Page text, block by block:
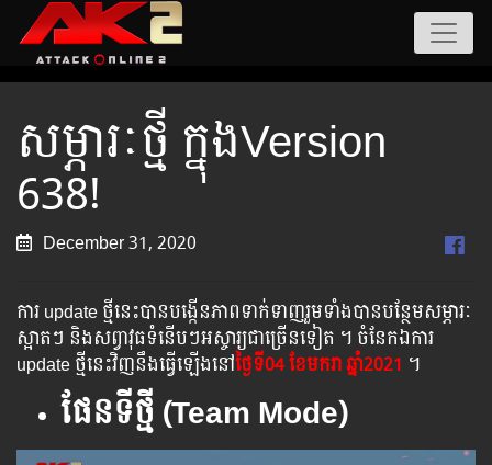
សម្ភារៈថ្មី ក្នុងVersion
638!
December 31, 2020
ការ update ថ្មីនេះបានបង្កើនភាពទាក់ទាញរួមទាំងបានបន្ថែមសម្ភារៈ
ស្អាតៗ និងសព្វាវុធទំនើបៗអស្ចារ្យជាច្រើនទៀត ។ ចំនែកឯការ
update ថ្មីនេះវិញនឹងធ្វើឡើងនៅថ្ងៃទី04 ខែមករា ឆ្នាំ2021 ។
ផែនទីថ្មី​ (Team Mode)